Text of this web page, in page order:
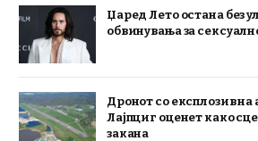
Џаред Лето остана без
обвинувања за
Дронот со експлозив на
Лајпциг оценет како
закана